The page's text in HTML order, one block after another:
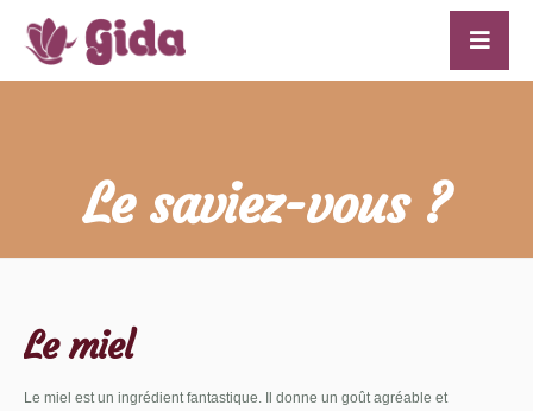
Skip
Le saviez-vous ?
Le miel
Le miel est un ingrédient fantastique. Il donne un goût agréable et